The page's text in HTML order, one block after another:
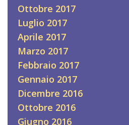
Ottobre 2017
Luglio 2017
Aprile 2017
Marzo 2017
Febbraio 2017
Gennaio 2017
Dicembre 2016
Ottobre 2016
Giugno 2016